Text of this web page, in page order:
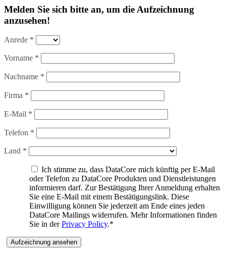
Melden Sie sich bitte an, um die Aufzeichnung
anzusehen!
Anrede *
Vorname *
Nachname *
Firma *
E-Mail *
Telefon *
Land *
Ich stimme zu, dass DataCore mich künftig per E-Mail
oder Telefon zu DataCore Produkten und Dienstleistungen
informieren darf. Zur Bestätigung Ihrer Anmeldung erhalten
Sie eine E-Mail mit einem Bestätigungslink. Diese
Einwilligung können Sie jederzeit am Ende eines jeden
DataCore Mailings widerrufen. Mehr Informationen finden
Sie in derPrivacy Policy.*